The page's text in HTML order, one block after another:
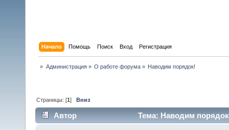
Начало Помощь Поиск Вход Регистрация
» Администрация» О работе форума» Наводим порядок!
Страницы: [1]Вниз
Автор Тема: Наводим